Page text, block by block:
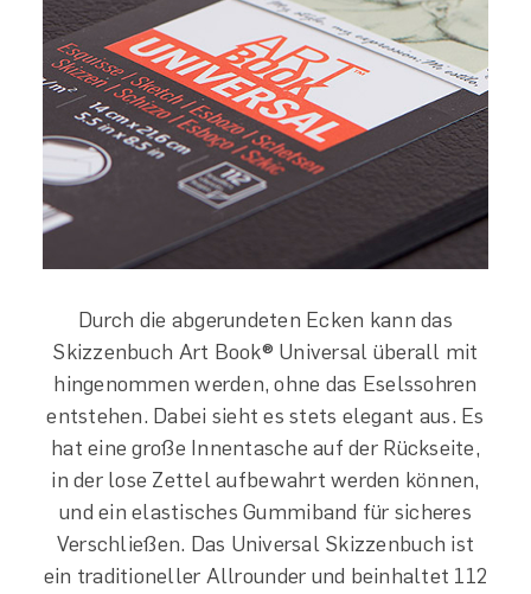
Durch die abgerundeten Ecken kann das
Skizzenbuch Art Book® Universal überall mit
hingenommen werden, ohne das Eselssohren
entstehen. Dabei sieht es stets elegant aus. Es
hat eine große Innentasche auf der Rückseite,
in der lose Zettel aufbewahrt werden können,
und ein elastisches Gummiband für sicheres
Verschließen. Das Universal Skizzenbuch ist
ein traditioneller Allrounder und beinhaltet 112